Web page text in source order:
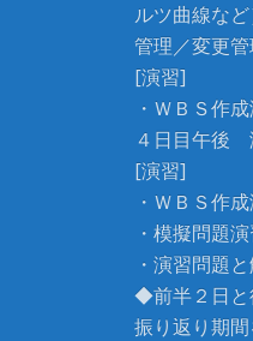
ルツ曲線な
管理／変更管
[演習]
・ＷＢＳ作
４日目午後
[演習]
・ＷＢＳ作
・模擬問題
・演習問題
◆前半２日と
振り返り期間